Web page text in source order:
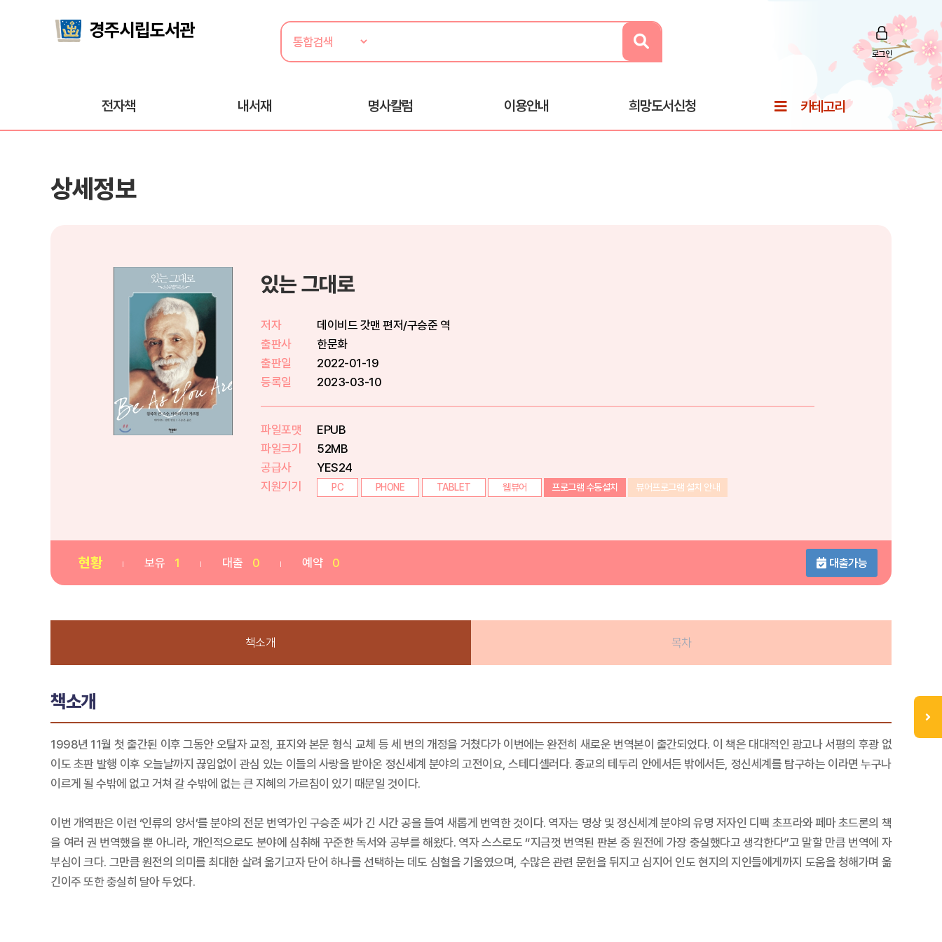
로그인
전자책 내서재 명사칼럼 이용안내 희망도서신청 카테고리
상세정보
있는 그대로
저자
데이비드 갓맨 편저/구승준 역
출판사
한문화
출판일
2022-01-19
등록일
2023-03-10
파일포맷
EPUB
파일크기
52MB
공급사
YES24
지원기기
PC PHONE TABLET 웹뷰어 프로그램 수동설치 뷰어프로그램 설치 안내
현황 보유 1 대출 0 예약 0 대출가능
책소개 목차
책소개
1998년 11월 첫 출간된 이후 그동안 오탈자 교정, 표지와 본문 형식 교체 등 세 번의 개정을 거쳤다가 이번에는 완전히 새로운 번역본이 출간되었다. 이 책은 대대적인 광고나 서평의 후광 없
이도 초판 발행 이후 오늘날까지 끊임없이 관심 있는 이들의 사랑을 받아온 정신세계 분야의 고전이요, 스테디셀러다. 종교의 테두리 안에서든 밖에서든, 정신세계를 탐구하는 이라면 누구나
이르게 될 수밖에 없고 거쳐 갈 수밖에 없는 큰 지혜의 가르침이 있기 때문일 것이다.
이번 개역판은 이런 ‘인류의 양서’를 분야의 전문 번역가인 구승준 씨가 긴 시간 공을 들여 새롭게 번역한 것이다. 역자는 명상 및 정신세계 분야의 유명 저자인 디팩 초프라와 페마 초드론의 책
을 여러 권 번역했을 뿐 아니라, 개인적으로도 분야에 심취해 꾸준한 독서와 공부를 해왔다. 역자 스스로도 “지금껏 번역된 판본 중 원전에 가장 충실했다고 생각한다”고 말할 만큼 번역에 자
부심이 크다. 그만큼 원전의 의미를 최대한 살려 옮기고자 단어 하나를 선택하는 데도 심혈을 기울였으며, 수많은 관련 문헌을 뒤지고 심지어 인도 현지의 지인들에게까지 도움을 청해가며 옮
긴이주 또한 충실히 달아 두었다.